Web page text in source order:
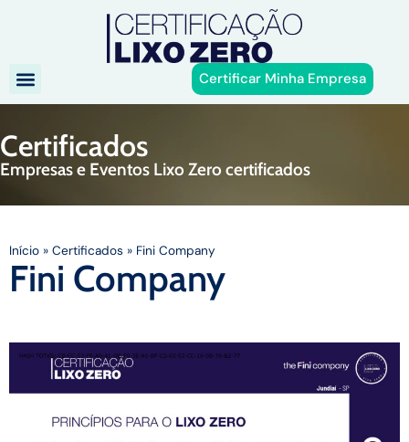
Certificar Minha Empresa
Certificados
Empresas e Eventos Lixo Zero certificados
Início » Certificados » Fini Company
Fini Company